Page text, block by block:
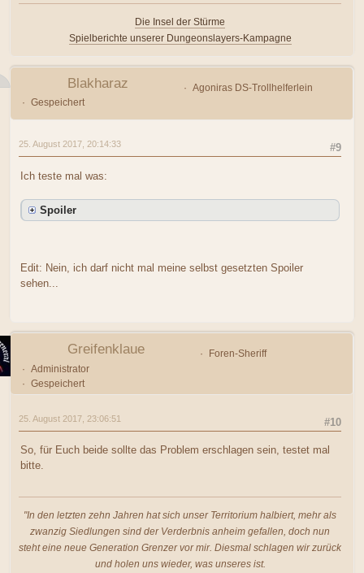
Die Insel der Stürme
Spielberichte unserer Dungeonslayers-Kampagne
Blakharaz
Agoniras DS-Trollhelferlein
Gespeichert
#9
25. August 2017, 20:14:33
Ich teste mal was:
Spoiler
Edit: Nein, ich darf nicht mal meine selbst gesetzten Spoiler
sehen...
Greifenklaue
Foren-Sheriff
Administrator
Gespeichert
#10
25. August 2017, 23:06:51
So, für Euch beide sollte das Problem erschlagen sein, testet mal
bitte.
"In den letzten zehn Jahren hat sich unser Territorium halbiert, mehr als
zwanzig Siedlungen sind der Verderbnis anheim gefallen, doch nun
steht eine neue Generation Grenzer vor mir. Diesmal schlagen wir zurück
und holen uns wieder, was unseres ist.